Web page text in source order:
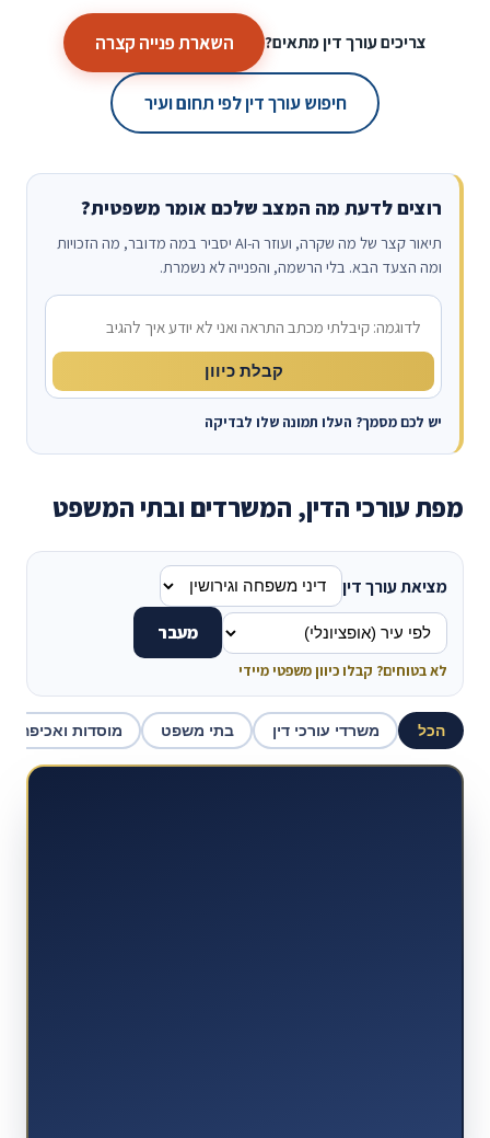
צריכים עורך דין מתאים? השארת פנייה קצרה
חיפוש עורך דין לפי תחום ועיר
רוצים לדעת מה המצב שלכם אומר משפטית?
תיאור קצר של מה שקרה, ועוזר ה-AI יסביר במה מדובר, מה הזכויות
ומה הצעד הבא. בלי הרשמה, והפנייה לא נשמרת.
מה קרה?
קבלת כיוון
יש לכם מסמך? העלו תמונה שלו לבדיקה
מפת עורכי הדין, המשרדים ובתי המשפט
מציאת עורך דין
מעבר
לא בטוחים? קבלו כיוון משפטי מיידי
הכל משרדי עורכי דין בתי משפט מוסדות ואכיפה